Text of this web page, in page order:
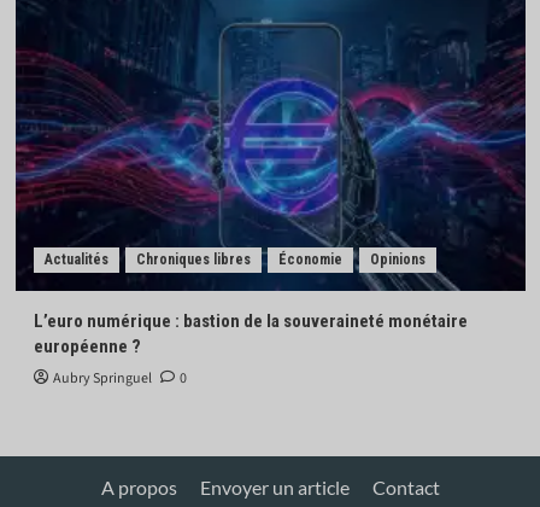
Actualités Chroniques libres Économie Opinions
L’euro numérique : bastion de la souveraineté monétaire
européenne ?
Aubry Springuel 0
A propos Envoyer un article Contact